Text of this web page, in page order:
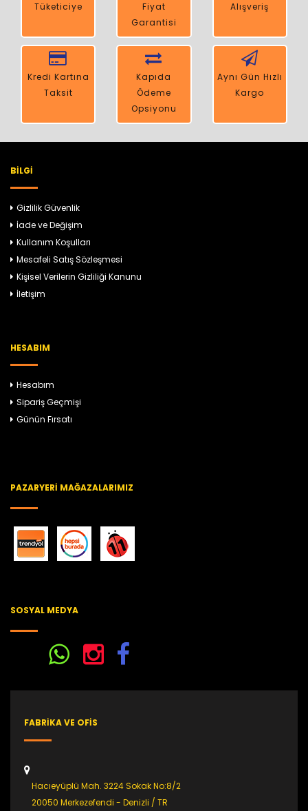
Tüketiciye
Fiyat
Garantisi
Alışveriş
Kredi Kartına
Taksit
Kapıda
Ödeme
Opsiyonu
Aynı Gün Hızlı
Kargo
BILGI
Gizlilik Güvenlik
İade ve Değişim
Kullanım Koşulları
Mesafeli Satış Sözleşmesi
Kişisel Verilerin Gizliliği Kanunu
İletişim
HESABIM
Hesabım
Sipariş Geçmişi
Günün Fırsatı
PAZARYERI MAĞAZALARIMIZ
SOSYAL MEDYA
FABRİKA VE OFİS
Hacıeyüplü Mah. 3224 Sokak No:8/2
20050 Merkezefendi - Denizli / TR